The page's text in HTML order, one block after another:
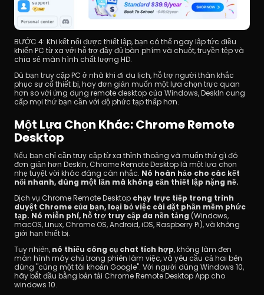
BƯỚC 4: Khi kết nối được thiết lập, bạn có thể ngay lập tức điều
khiển PC từ xa với hỗ trợ đầy đủ bàn phím và chuột, truyền tệp và
chia sẻ màn hình chất lượng HD.
Dù bạn truy cập PC ở nhà khi đi du lịch, hỗ trợ người thân khắc
phục sự cố thiết bị, hay đơn giản muốn một lựa chọn trực quan
hơn so với ứng dụng remote desktop của Windows, DeskIn cung
cấp mọi thứ bạn cần với độ phức tạp thấp hơn.
Một Lựa Chọn Khác: Chrome Remote
Desktop
Nếu bạn chỉ cần truy cập từ xa thỉnh thoảng và muốn thứ gì đó
đơn giản hơn DeskIn, Chrome Remote Desktop là một lựa chọn
nhẹ tuyệt vời khác đáng cân nhắc. Nó hoàn hảo cho các kết
nối nhanh, dùng một lần mà không cần thiết lập nặng nề.
Dịch vụ Chrome Remote Desktop chạy trực tiếp trong trình
duyệt Chrome của bạn, loại bỏ việc cài đặt phần mềm phức
tạp. Nó miễn phí, hỗ trợ truy cập đa nền tảng (Windows,
macOS, Linux, Chrome OS, Android, iOS, Raspberry Pi), và không
giới hạn thiết bị.
Tuy nhiên, nó thiếu công cụ chat tích hợp, không làm đen
màn hình máy chủ trong phiên làm việc, và yêu cầu cả hai bên
dùng "cùng một tài khoản Google". Với người dùng Windows 10,
hãy bắt đầu bằng bản tải Chrome Remote Desktop App cho
windows 10.